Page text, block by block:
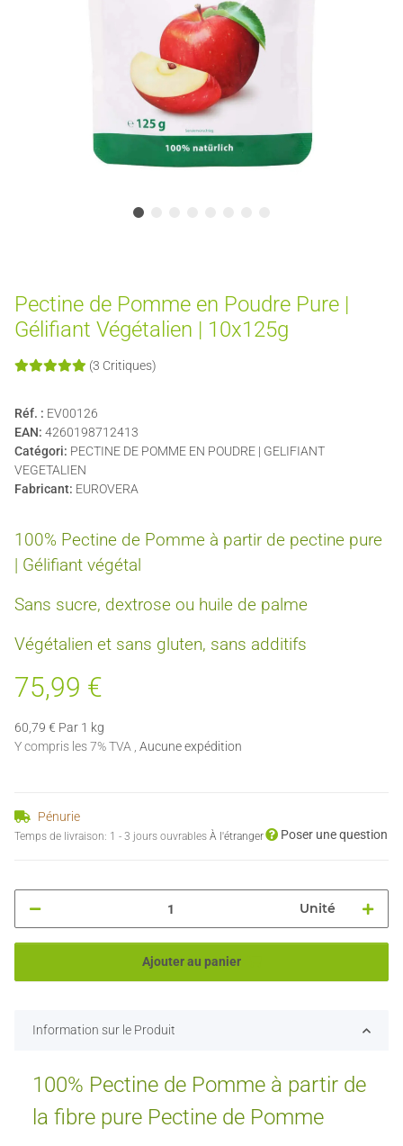
Pectine de Pomme en Poudre Pure |
Gélifiant Végétalien | 10x125g
(3 Critiques)
Réf. : EV00126
EAN: 4260198712413
Catégori: PECTINE DE POMME EN POUDRE | GELIFIANT
VEGETALIEN
Fabricant: EUROVERA
100% Pectine de Pomme à partir de pectine pure
| Gélifiant végétal
Sans sucre, dextrose ou huile de palme
Végétalien et sans gluten, sans additifs
75,99 €
60,79 € Par 1 kg
Y compris les 7% TVA , Aucune expédition
Pénurie
Temps de livraison: 1 - 3 jours ouvrables À l'étranger Poser une question
Unité
Ajouter au panier
Information sur le Produit
100% Pectine de Pomme à partir de
la fibre pure Pectine de Pomme